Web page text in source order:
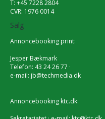
T: +45 7228 2804
CVR: 1976 0014
Salg
Annoncebooking print:
Jesper Bækmark
Telefon: 43 24 26 77 ·
e-mail: jb@techmedia.dk
Annoncebooking ktc.dk: